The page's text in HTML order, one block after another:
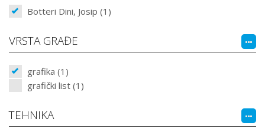
Botteri Dini, Josip (1)
VRSTA GRAĐE
grafika (1)
grafički list (1)
TEHNIKA